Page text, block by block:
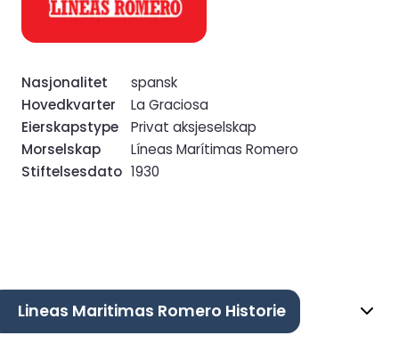
Nasjonalitet
spansk
Hovedkvarter
La Graciosa
Eierskapstype
Privat aksjeselskap
Morselskap
Líneas Marítimas Romero
Stiftelsesdato 1930
Lineas Maritimas Romero Historie